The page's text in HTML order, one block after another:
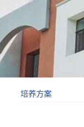
培养方案